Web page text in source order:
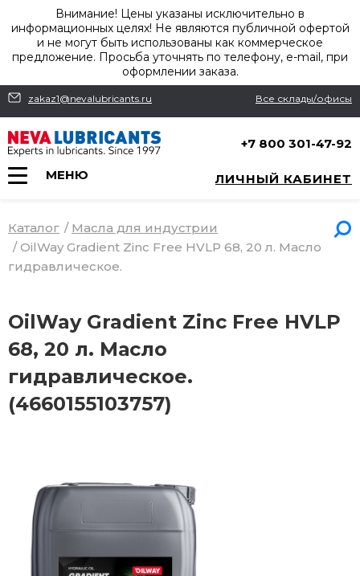
Внимание! Цены указаны исключительно в
информационных целях! Не являются публичной офертой
и не могут быть использованы как коммерческое
предложение. Просьба уточнять по телефону, e-mail, при
оформлении заказа.
zakaz1@nevalubricants.ru Все склады/офисы
+7 800 301-47-92
МЕНЮ ЛИЧНЫЙ КАБИНЕТ
Каталог / Масла для индустрии
/ OilWay Gradient Zinc Free HVLP 68, 20 л. Масло
гидравлическое.
OilWay Gradient Zinc Free HVLP
68, 20 л. Масло
гидравлическое.
(4660155103757)